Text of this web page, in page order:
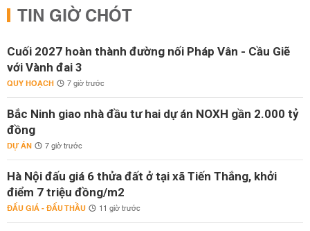
TIN GIỜ CHÓT
Cuối 2027 hoàn thành đường nối Pháp Vân - Cầu Giẽ
với Vành đai 3
QUY HOẠCH 7 giờ trước
Bắc Ninh giao nhà đầu tư hai dự án NOXH gần 2.000 tỷ
đồng
DỰ ÁN 7 giờ trước
Hà Nội đấu giá 6 thửa đất ở tại xã Tiến Thắng, khởi
điểm 7 triệu đồng/m2
ĐẤU GIÁ - ĐẤU THẦU 11 giờ trước